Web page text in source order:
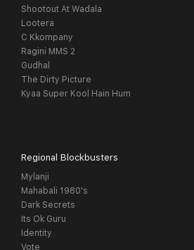
Shootout At Wadala
Lootera
C Kkompany
Ragini MMS 2
Gudhal
The Dirty Picture
Kyaa Super Kool Hain Hum
Regional Blockbusters
Mylanji
Mahabali 1980's
Dark Secrets
Its Ok Guru
Identity
Vote